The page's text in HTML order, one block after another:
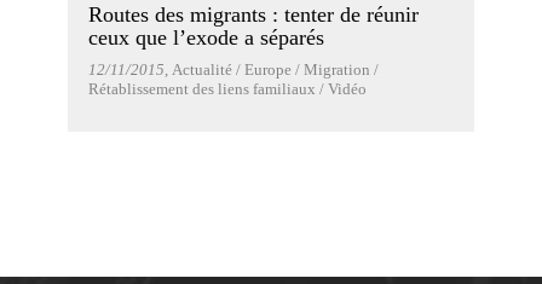
Routes des migrants : tenter de réunir
ceux que l’exode a séparés
12/11/2015 , Actualité / Europe / Migration /
Rétablissement des liens familiaux / Vidéo